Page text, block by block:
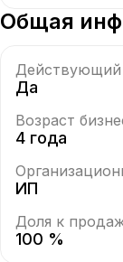
Общая
Действующий
Да
Возраст
4 года
ИП
Доля к
100 %